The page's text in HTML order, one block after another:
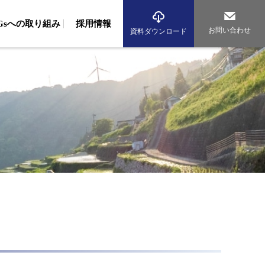
グループ紹介
調査（波浪・流況調査、生物調査、藻場調査）
調査（動物・植物調査）
調査（大気・騒音調査、交通量調査）
（生物、環境DNA、化学、マイクロプラスチック）
コンサルタント
基盤整備事業
海洋再生エネルギー研究所
への取り組み
従業員への取り組み 環境への取り組み
従業員への取り組み 環境への取り組み
採用情報
アルバイト採用 先輩社員の声
資料ダウンロード お問い合わせ